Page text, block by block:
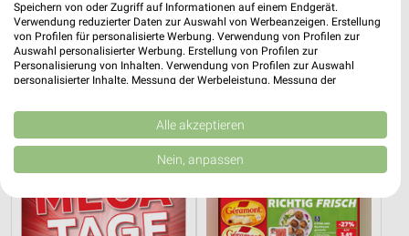
19,5 km
Wohnen Spezial
Gültig bis Fr. 14.08.
16,8 km
Angebote ab 10.08.
Gültig ab Mo. 10.08.
Kaufland
Speichern von oder Zugriff auf Informationen auf einem Endgerät.
Verwendung reduzierter Daten zur Auswahl von Werbeanzeigen. Erstellung
von Profilen für personalisierte Werbung. Verwendung von Profilen zur
Auswahl personalisierter Werbung. Erstellung von Profilen zur
Personalisierung von Inhalten. Verwendung von Profilen zur Auswahl
personalisierter Inhalte. Messung der Werbeleistung. Messung der
Kombinationen von Daten aus verschiedenen Quellen. Entwicklung und
Verbesserung der Angebote. Verwendung reduzierter Daten zur Auswahl
von Inhalten.
Daten können außerhalb der Europäischen Union weitergegeben und in die
USA gesendet werden.
Website/App.
Partnerliste anzeigen (1 IAB-Anbieter)
Alle akzeptieren
Nein, anpassen